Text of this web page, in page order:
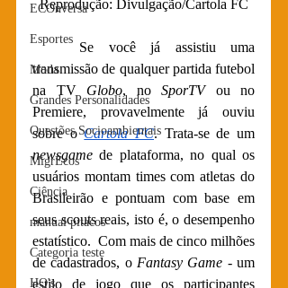
ECOnversa
Esportes
Moda
Grandes Personalidades
Questões Socioambientais
MigrEcos
Ciência
manual pitacos
Categoria teste
HQ's
Reprodução: Divulgação/Cartola FC
Se você já assistiu uma
transmissão de qualquer partida futebol
na TV Globo, no SporTV ou no
Premiere, provavelmente já ouviu
sobre o Cartola FC
newsgame de plataforma, no qual os
usuários montam times com atletas do
Brasileirão e pontuam com base em
seus scouts reais, isto é, o desempenho
estatístico.  Com mais de cinco milhões
de cadastrados, o Fantasy Game - um
estilo de jogo que os participantes